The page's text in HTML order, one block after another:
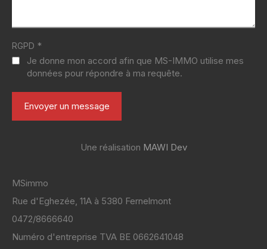
RGPD *
Je donne mon accord afin que MS-IMMO utilise mes
données pour répondre à ma requête.
Une réalisation MAWI Dev
MSimmo
Rue d'Eghezée, 11A à 5380 Fernelmont
0472/8666640
Numéro d'entreprise TVA BE 0662641048